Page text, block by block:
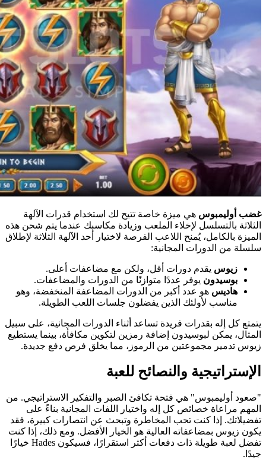
غضب أوليمبوس هي ميزة خاصة تتيح لك استخدام قدرات الآلهة
الثلاثة بالتسلسل لإخلاء الملعب وزيادة مكاسبك عندما يتم شحن هذه
الميزة بالكامل، يُمنح اللاعب الفرصة لاختيار أحد الآلهة الثلاثة لإطلاق
سلسلة من الدورات المجانية:
زيوس يقدم دورات أقل، ولكن مع مضاعفات أعلى.
بوسيدون يوفر عددًا متوازنًا من الدورات والمضاعفات.
هاديس هو عدد أكبر من الدورات المضاعفة المنخفضة، وهو
مناسب لأولئك الذين يفضلون جلسات اللعب الطويلة.
يتمتع كل إله بقدرات فريدة تساعد أثناء الدورات المجانية، على سبيل
المثال، يمكن لبوسيدون إضافة رمزين لتكوين مكافأة، بينما يستطيع
زيوس تدمير مجموعتين من الرموز، مما يخلق فرص دفع جديدة.
الإستراتيجية والنصائح للعبة
"صعود أوليمبوس" هي فتحة تكافئ الصبر والتفكير الاستراتيجي. من
المهم مراعاة خصائص كل إله واختيار اللفات المجانية بناءً على
تفضيلاتك. إذا كنت تحب المخاطرة وتبحث عن انتصارات كبيرة، فقد
يكون زيوس بمضاعفاته العالية هو الخيار الأفضل. ومع ذلك، إذا كنت
تفضل لعبة طويلة ذات دفعات أكثر استقرارًا، فسيكون Hades خيارًا
جيدًا.